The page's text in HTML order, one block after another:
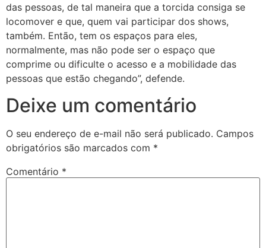
das pessoas, de tal maneira que a torcida consiga se
locomover e que, quem vai participar dos shows,
também. Então, tem os espaços para eles,
normalmente, mas não pode ser o espaço que
comprime ou dificulte o acesso e a mobilidade das
pessoas que estão chegando”, defende.
Deixe um comentário
O seu endereço de e-mail não será publicado. Campos
obrigatórios são marcados com *
Comentário *